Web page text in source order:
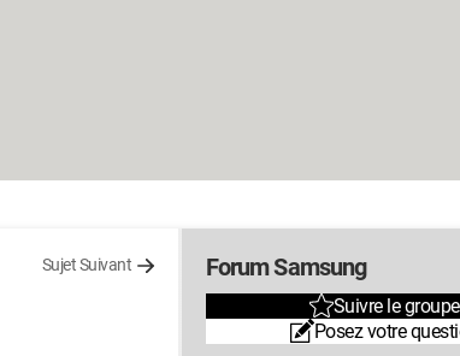
Sujet Suivant Forum Samsung
Suivre le groupe
Posez votre